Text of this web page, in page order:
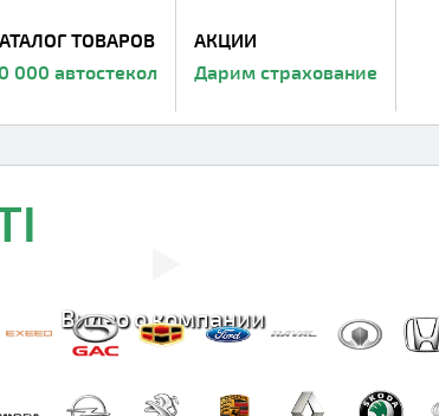
ТОВАРОВ
000 автостекол
АКЦИИ
Дарим страхование
Видео о компании